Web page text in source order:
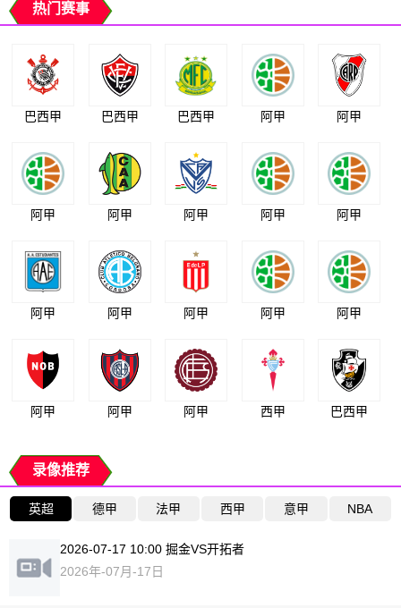
热门赛事
巴西甲 巴西甲 巴西甲 阿甲 阿甲
阿甲 阿甲 阿甲 阿甲 阿甲
阿甲 阿甲 阿甲 阿甲 阿甲
阿甲 阿甲 阿甲 西甲 巴西甲
录像推荐
英超 德甲 法甲 西甲 意甲 NBA
2026-07-17 10:00 掘金VS开拓者
2026年-07月-17日